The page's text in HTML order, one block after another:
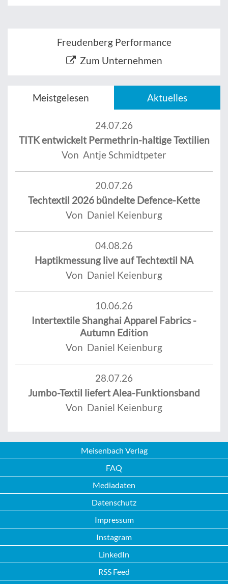
Freudenberg Performance
Zum Unternehmen
Meistgelesen Aktuelles
24.07.26
TITK entwickelt Permethrin-haltige Textilien
Von Antje Schmidtpeter
20.07.26
Techtextil 2026 bündelte Defence-Kette
Von Daniel Keienburg
04.08.26
Haptikmessung live auf Techtextil NA
Von Daniel Keienburg
10.06.26
Intertextile Shanghai Apparel Fabrics -
Autumn Edition
Von Daniel Keienburg
28.07.26
Jumbo-Textil liefert Alea-Funktionsband
Von Daniel Keienburg
Meisenbach Verlag
FAQ
Mediadaten
Datenschutz
Impressum
Instagram
LinkedIn
RSS Feed